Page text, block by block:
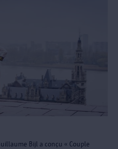
Bijl a conçu « Couple